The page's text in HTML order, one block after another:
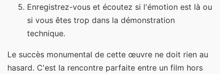
Enregistrez-vous et écoutez si l'émotion est là ou
si vous êtes trop dans la démonstration
technique.
Le succès monumental de cette œuvre ne doit rien au
hasard. C'est la rencontre parfaite entre un film hors